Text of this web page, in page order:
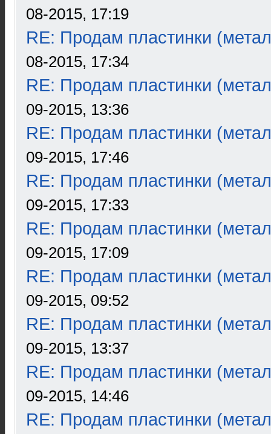
08-2015, 17:19
RE: Продам пластинки
08-2015, 17:34
RE: Продам пластинки
09-2015, 13:36
RE: Продам пластинки
09-2015, 17:46
RE: Продам пластинки
09-2015, 17:33
RE: Продам пластинки
09-2015, 17:09
RE: Продам пластинки
09-2015, 09:52
RE: Продам пластинки
09-2015, 13:37
RE: Продам пластинки
09-2015, 14:46
RE: Продам пластинки